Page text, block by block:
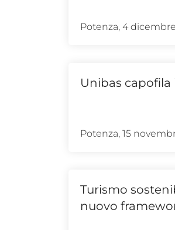
Potenza, 4
Unibas
Potenza, 15
Turismo
nuovo